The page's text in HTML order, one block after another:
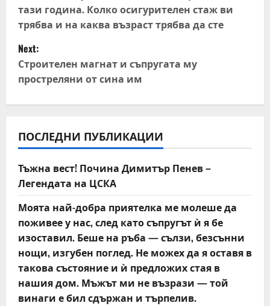
s
t
n
a
v
i
g
a
t
i
o
тази година. Колко осигурителен стаж ви
трябва и на каква възраст трябва да сте
Next:
Строителен магнат и съпругата му
простреляни от сина им
ПОСЛЕДНИ ПУБЛИКАЦИИ
Тъжна вест! Почина Димитър Пенев –
Легендата на ЦСКА
Моята най-добра приятелка ме молеше да
поживее у нас, след като съпругът ѝ я бе
изоставил. Беше на ръба — сълзи, безсънни
нощи, изгубен поглед. Не можех да я оставя в
такова състояние и ѝ предложих стая в
нашия дом. Мъжът ми не възрази — той
винаги е бил сдържан и търпелив.